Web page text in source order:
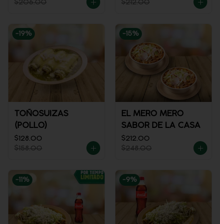
$206.00 $212.00
-19%
TOÑOSUIZAS
(POLLO)
$128.00
$158.00
-15%
EL MERO MERO
SABOR DE LA CASA
$212.00
$248.00
-11 % -9%